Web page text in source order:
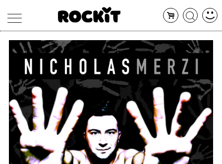
MAGAZINE
ARTICOLI
DATABASE
ARTISTI
CONCERTI
SHOP
RADIO